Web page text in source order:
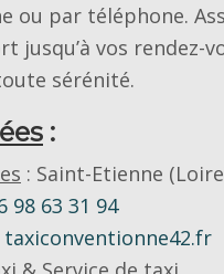
ou par téléphone.
jusqu’à vos rendez-
sérénité.
:
: Saint-Etienne
98 63 31 94
taxiconventionne42.fr